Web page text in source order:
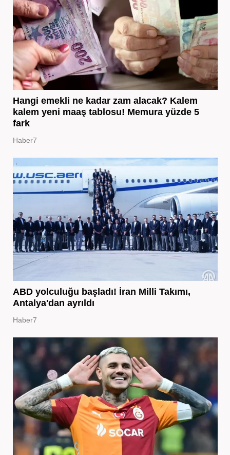
Hangi emekli ne kadar zam alacak? Kalem
kalem yeni maaş tablosu! Memura yüzde 5
fark
Haber7
ABD yolculuğu başladı! İran Milli Takımı,
Antalya'dan ayrıldı
Haber7